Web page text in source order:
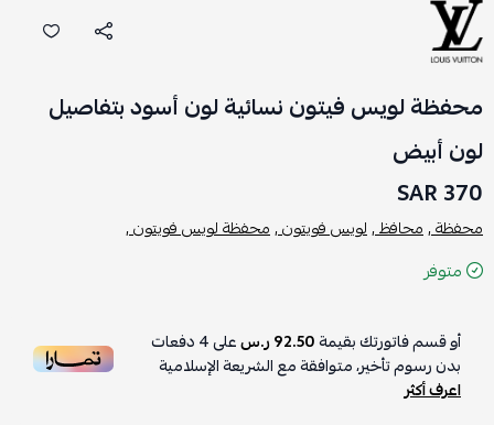
محفظة لويس فيتون نسائية لون أسود بتفاصيل
لون أبيض
370 SAR
محفظة ,محافظ ,لويس فويتون ,محفظة لويس فويتون ,
متوفر
أو قسم فاتورتك بقيمة92.50 ر.س على4دفعات
بدون رسوم تأخير، متوافقة مع الشريعة الإسلامية
اعرف أكثر